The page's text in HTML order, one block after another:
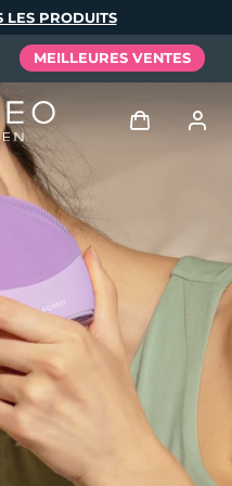
LES PRODUITS
MEILLEURES VENTES
Profil de l'utilisateur
Mes appareils
Mes commandes
Mes adresses
Mes abonnements
Español
Português
Русский
繁體中文